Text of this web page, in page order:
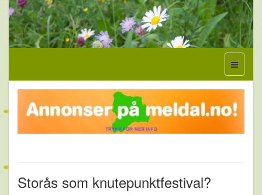
Storås som knutepunktfestival?